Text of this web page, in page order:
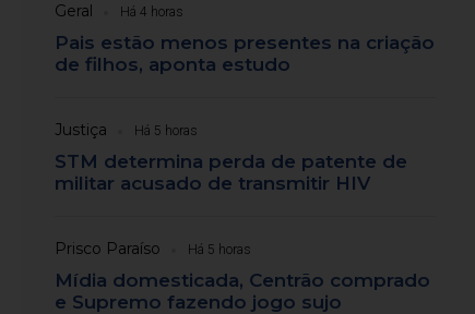
Geral Há 4 horas
Pais estão menos presentes na criação
de filhos, aponta estudo
Justiça Há 5 horas
STM determina perda de patente de
militar acusado de transmitir HIV
Prisco Paraíso Há 5 horas
Mídia domesticada, Centrão comprado
e Supremo fazendo jogo sujo